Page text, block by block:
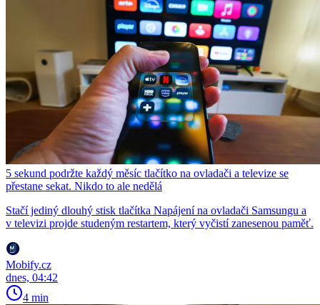
5 sekund podržte každý měsíc tlačítko na ovladači a televize se
přestane sekat. Nikdo to ale nedělá
Stačí jediný dlouhý stisk tlačítka Napájení na ovladači Samsungu a
v televizi projde studeným restartem, který vyčistí zanesenou paměť.
Mobify.cz
dnes, 04:42
4 min